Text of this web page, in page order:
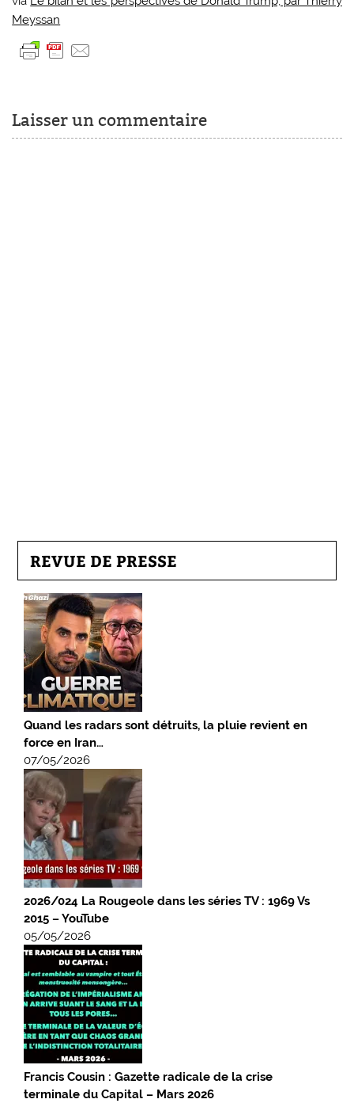
Meyssan
Laisser un commentaire
REVUE DE PRESSE
Quand les radars sont détruits, la pluie revient en
force en Iran…
07/05/2026
2026/024 La Rougeole dans les séries TV : 1969 Vs
2015 – YouTube
05/05/2026
Francis Cousin : Gazette radicale de la crise
terminale du Capital – Mars 2026